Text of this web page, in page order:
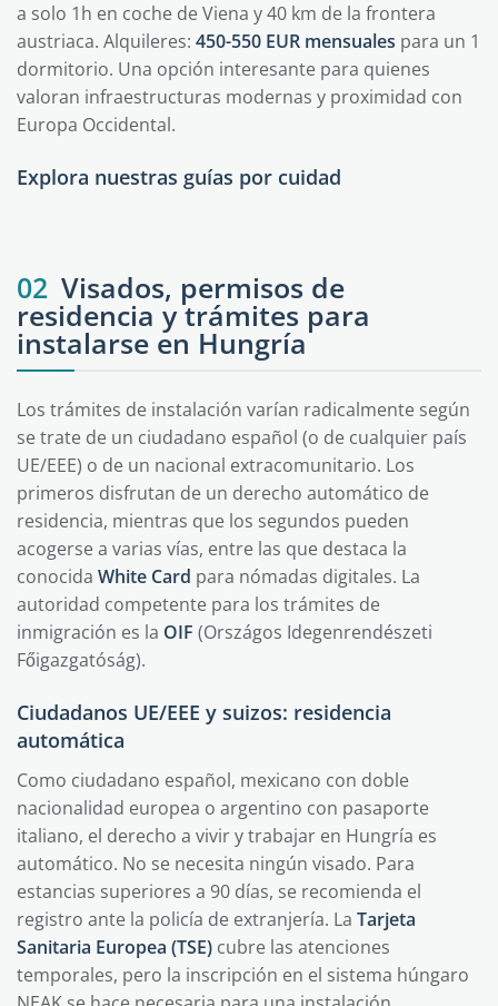
a solo 1h en coche de Viena y 40 km de la frontera
austriaca. Alquileres: 450-550 EUR mensuales para un 1
dormitorio. Una opción interesante para quienes
valoran infraestructuras modernas y proximidad con
Europa Occidental.
Explora nuestras guías por cuidad
Budapest
02 Visados, permisos de
residencia y trámites para
instalarse en Hungría
Los trámites de instalación varían radicalmente según
se trate de un ciudadano español (o de cualquier país
UE/EEE) o de un nacional extracomunitario. Los
primeros disfrutan de un derecho automático de
residencia, mientras que los segundos pueden
acogerse a varias vías, entre las que destaca la
conocida White Card para nómadas digitales. La
autoridad competente para los trámites de
inmigración es la OIF (Országos Idegenrendészeti
Főigazgatóság).
Ciudadanos UE/EEE y suizos: residencia
automática
Como ciudadano español, mexicano con doble
nacionalidad europea o argentino con pasaporte
italiano, el derecho a vivir y trabajar en Hungría es
automático. No se necesita ningún visado. Para
estancias superiores a 90 días, se recomienda el
registro ante la policía de extranjería. La Tarjeta
Sanitaria Europea (TSE) cubre las atenciones
temporales, pero la inscripción en el sistema húngaro